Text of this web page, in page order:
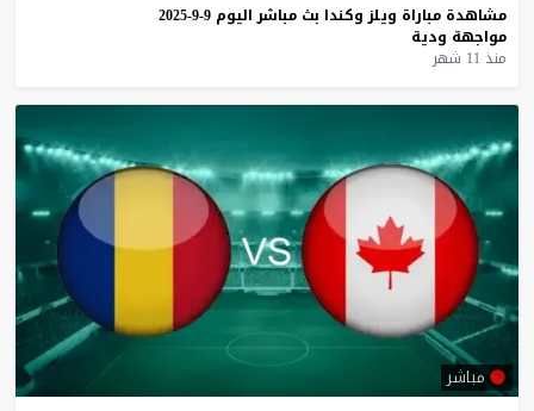
مشاهدة مباراة ويلز وكندا بث مباشر اليوم 9-9-2025
مواجهة ودية
منذ 11 شهر
مباشر